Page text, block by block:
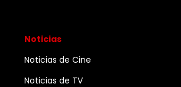
Noticias
Noticias de Cine
Noticias de TV